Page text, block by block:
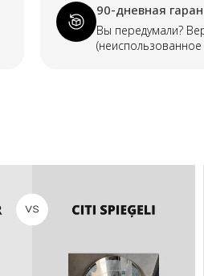
90-дневная
Вы передумали?